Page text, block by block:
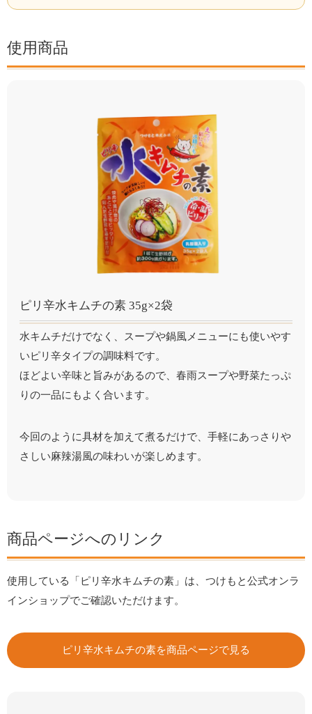
使用商品
ピリ辛水キムチの素 35g×2袋
水キムチだけでなく、スープや鍋風メニューにも使いやす
いピリ辛タイプの調味料です。
ほどよい辛味と旨みがあるので、春雨スープや野菜たっぷ
りの一品にもよく合います。
今回のように具材を加えて煮るだけで、手軽にあっさりや
さしい麻辣湯風の味わいが楽しめます。
商品ページへのリンク
使用している「ピリ辛水キムチの素」は、つけもと公式オンラ
インショップでご確認いただけます。
ピリ辛水キムチの素を商品ページで見る